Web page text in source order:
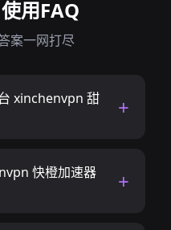
用FAQ
案一网打尽
xinchenvpn 甜
快橙加速器